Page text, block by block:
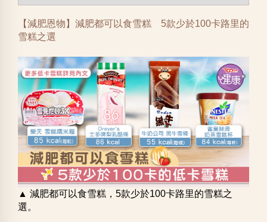
【減肥恩物】減肥都可以食雪糕 5款少於100卡路里的
雪糕之選
▲ 減肥都可以食雪糕，5款少於100卡路里的雪糕之
選。